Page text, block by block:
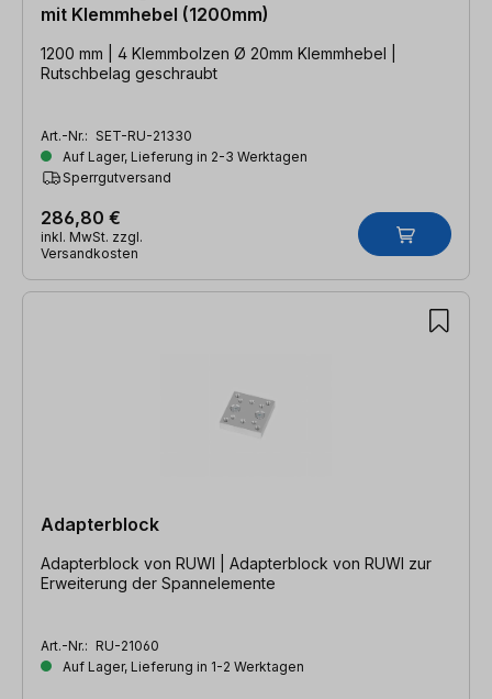
mit Klemmhebel (1200mm)
1200 mm | 4 Klemmbolzen Ø 20mm Klemmhebel |
Rutschbelag geschraubt
Art.-Nr.: SET-RU-21330
Auf Lager, Lieferung in 2-3 Werktagen
Sperrgutversand
286,80 €
inkl. MwSt. zzgl.
Versandkosten
Adapterblock
Adapterblock von RUWI | Adapterblock von RUWI zur
Erweiterung der Spannelemente
Art.-Nr.: RU-21060
Auf Lager, Lieferung in 1-2 Werktagen